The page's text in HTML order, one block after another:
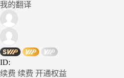
我的翻译
ID:
续费 续费 开通权益